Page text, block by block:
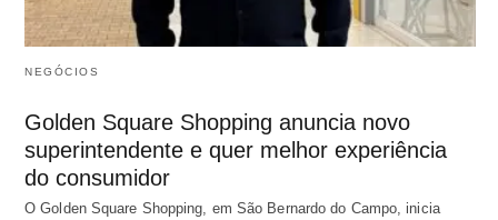
NEGÓCIOS
Golden Square Shopping anuncia novo
superintendente e quer melhor experiência
do consumidor
O Golden Square Shopping, em São Bernardo do Campo, inicia